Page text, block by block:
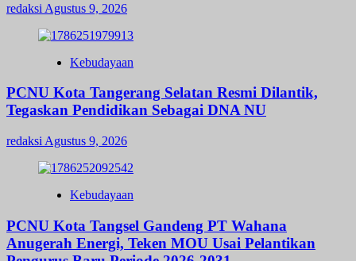
redaksi Agustus 9, 2026
Kebudayaan
PCNU Kota Tangerang Selatan Resmi Dilantik,
Tegaskan Pendidikan Sebagai DNA NU
redaksi Agustus 9, 2026
Kebudayaan
PCNU Kota Tangsel Gandeng PT Wahana
Anugerah Energi, Teken MOU Usai Pelantikan